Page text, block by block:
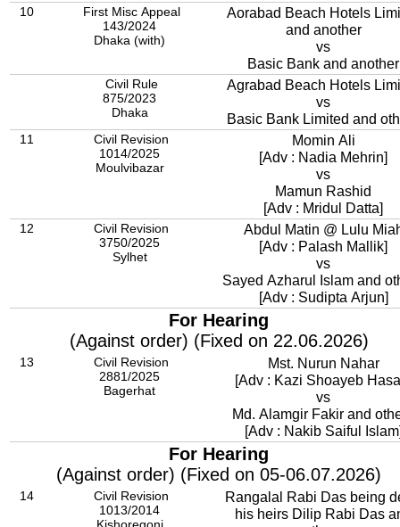
10
First Misc Appeal
143/2024
Dhaka (with)
Aorabad Beach Hotels
and another
vs
Basic Bank and another
Civil Rule
875/2023
Dhaka
Agrabad Beach Hotels
vs
Basic Bank Limited and
11
Civil Revision
1014/2025
Moulvibazar
Momin Ali
[Adv : Nadia Mehrin]
vs
Mamun Rashid
[Adv : Mridul Datta]
12
Civil Revision
3750/2025
Sylhet
Abdul Matin @ Lulu
[Adv : Palash Mallik]
vs
Sayed Azharul Islam and
[Adv : Sudipta Arjun]
For Hearing
(Against order) (Fixed on 22.06.2026)
13
Civil Revision
2881/2025
Bagerhat
Mst. Nurun Nahar
[Adv : Kazi Shoayeb
vs
Md. Alamgir Fakir and
[Adv : Nakib Saiful
For Hearing
(Against order) (Fixed on 05-06.07.2026)
14
Civil Revision
1013/2014
Rangalal Rabi Das being
his heirs Dilip Rabi Das